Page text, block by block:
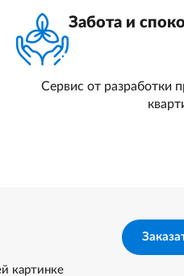
Забота и
Сервис от разработки
картинке